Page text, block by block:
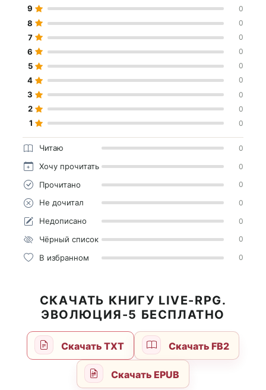
9 0
8 0
7 0
6 0
5 0
4 0
3 0
2 0
1 0
Читаю 0
Хочу прочитать 0
Прочитано 0
Не дочитал 0
Недописано 0
Чёрный список 0
В избранном 0
СКАЧАТЬ КНИГУ LIVE-RPG.
ЭВОЛЮЦИЯ-5 БЕСПЛАТНО
Скачать TXT Скачать FB2
Скачать EPUB